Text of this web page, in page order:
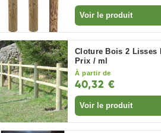
Voir le produit
Cloture Bois 2 Lisses
Prix / ml
À partir de
40,32 €
Voir le produit